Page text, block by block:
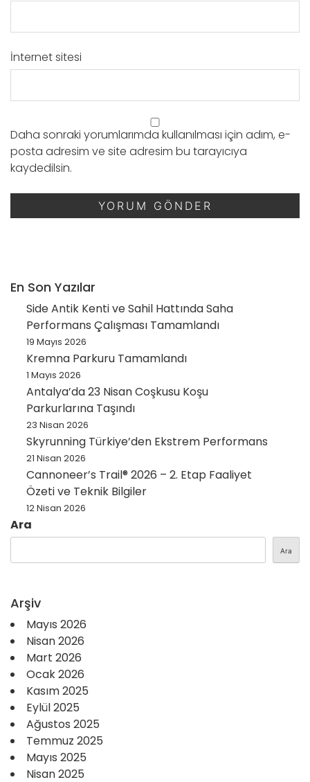
İnternet sitesi
Daha sonraki yorumlarımda kullanılması için adım, e-
posta adresim ve site adresim bu tarayıcıya
kaydedilsin.
En Son Yazılar
Side Antik Kenti ve Sahil Hattında Saha
Performans Çalışması Tamamlandı
19 Mayıs 2026
Kremna Parkuru Tamamlandı
1 Mayıs 2026
Antalya’da 23 Nisan Coşkusu Koşu
Parkurlarına Taşındı
23 Nisan 2026
Skyrunning Türkiye’den Ekstrem Performans
21 Nisan 2026
Cannoneer’s Trail® 2026 – 2. Etap Faaliyet
Özeti ve Teknik Bilgiler
12 Nisan 2026
Ara
Ara
Arşiv
Mayıs 2026
Nisan 2026
Mart 2026
Ocak 2026
Kasım 2025
Eylül 2025
Ağustos 2025
Temmuz 2025
Mayıs 2025
Nisan 2025